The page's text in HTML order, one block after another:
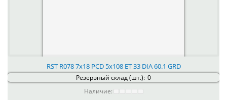
RST R078 7x18 PCD 5x108 ET 33 DIA 60.1 GRD
Резервный склад (шт.): 0
Наличие: